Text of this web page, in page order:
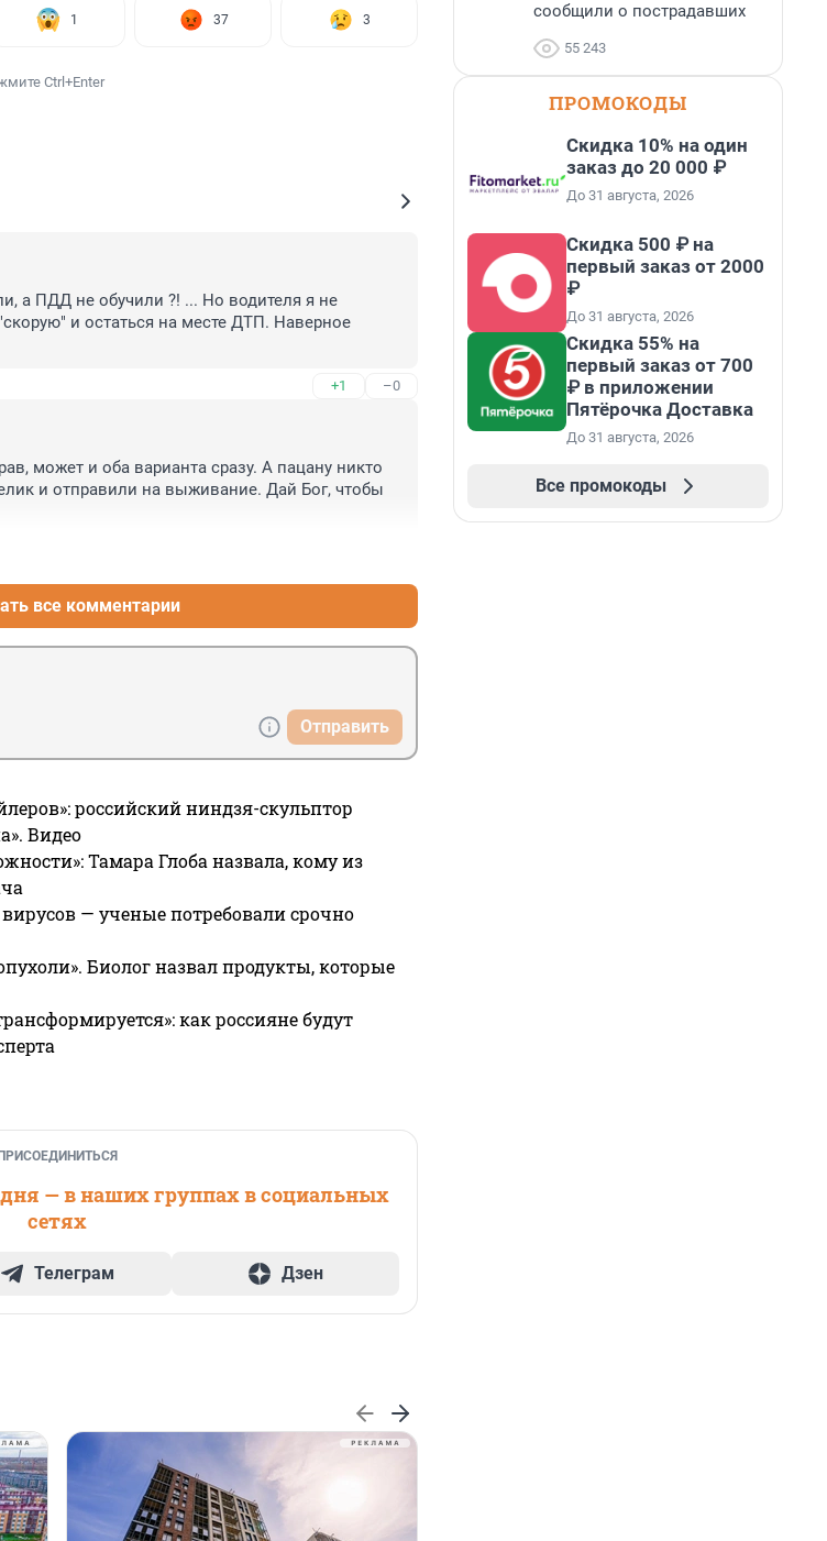
1 37 3
Ctrl+Enter
а ПДД не обучили ?! ... Но водителя я не
и остаться на месте ДТП. Наверное
+1 –0
может и оба варианта сразу. А пацану никто
и отправили на выживание. Дай Бог, чтобы
все комментарии
Отправить
российский ниндзя-скульптор
Видео
Тамара Глоба назвала, кому из
— ученые потребовали срочно
Биолог назвал продукты, которые
как россияне будут
ПРИСОЕДИНИТЬСЯ
— в наших группах в социальных
сетях
Телеграм Дзен
сообщили о пострадавших
55 243
ПРОМОКОДЫ
Скидка 10% на один
заказ до 20 000 ₽
До 31 августа, 2026
Скидка 500 ₽ на
первый заказ от 2000
₽
До 31 августа, 2026
Скидка 55% на
первый заказ от 700
₽ в приложении
Пятёрочка Доставка
До 31 августа, 2026
Все промокоды